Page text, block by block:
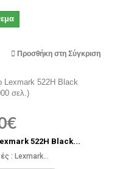
Προσθήκη στη Σύγκριση
522H Black...
: Lexmark...